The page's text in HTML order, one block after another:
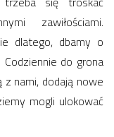
zawiłościami.
dlatego, dbamy o
Codziennie do grona
nami, dodają nowe
mogli ulokować